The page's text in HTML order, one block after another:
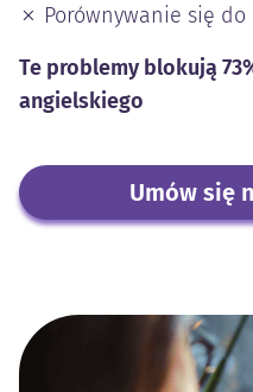
✗ Porównywanie się
Te problemy blokują
angielskiego
Umów się